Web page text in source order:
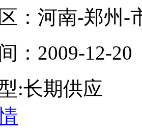
：河南-郑州-
：2009-12-20
:长期供应